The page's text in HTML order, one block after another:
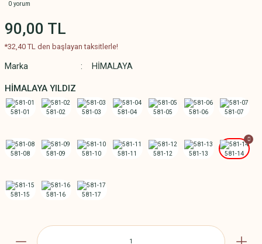
0 yorum
90,00 TL
*32,40 TL den başlayan taksitlerle!
Marka HİMALAYA
HİMALAYA YILDIZ